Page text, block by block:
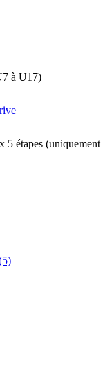
à U17)
5 étapes (uniquement